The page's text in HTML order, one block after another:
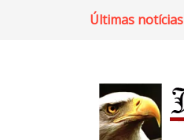
Últimas notícias